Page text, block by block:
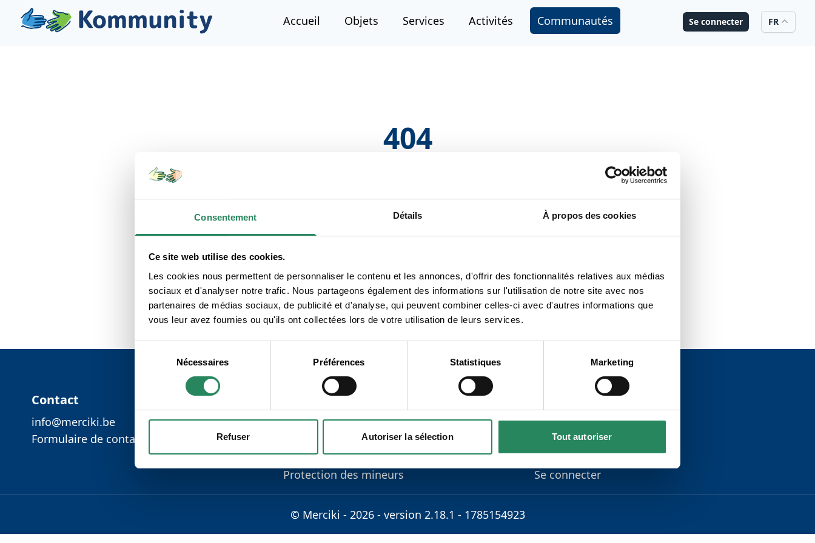
TEST
Consentement Détails À propos des cookies
Ce site web utilise des cookies.
Les cookies nous permettent de personnaliser le contenu et les annonces, d'offrir des fonctionnalités relatives aux médias
sociaux et d'analyser notre trafic. Nous partageons également des informations sur l'utilisation de notre site avec nos
partenaires de médias sociaux, de publicité et d'analyse, qui peuvent combiner celles-ci avec d'autres informations que
vous leur avez fournies ou qu'ils ont collectées lors de votre utilisation de leurs services.
Sélection
consentement
Nécessaires Préférences Statistiques Marketing
Refuser Autoriser la sélection Tout autoriser
Accueil Objets Services Activités Communautés Se connecter FR
404
La page que vous cherchez n'existe pas ou a été déplacée.
Contact
info@merciki.be
Formulaire de contact
En savoir plus
FAQ
Conditions d'utilisation
Règlement de la vie privée
Protection des mineurs
Plan du site
Suppression de compte
Concours
S'inscrire
Se connecter
© Merciki - 2026 - version 2.18.1 - 1785154923